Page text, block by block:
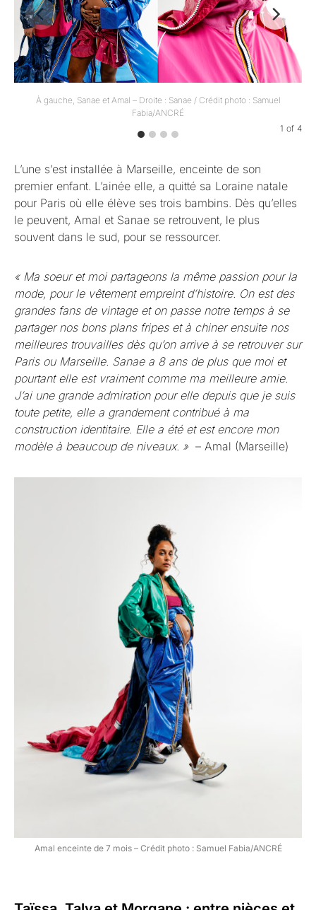
À gauche, Sanae et Amal – Droite : Sanae / Crédit photo : Samuel
Fabia/ANCRÉ
1 of 4
L’une s’est installée à Marseille, enceinte de son
premier enfant. L’ainée elle, a quitté sa Loraine natale
pour Paris où elle élève ses trois bambins. Dès qu’elles
le peuvent, Amal et Sanae se retrouvent, le plus
souvent dans le sud, pour se ressourcer.
« Ma soeur et moi partageons la même passion pour la
mode, pour le vêtement empreint d’histoire. On est des
grandes fans de vintage et on passe notre temps à se
partager nos bons plans fripes et à chiner ensuite nos
meilleures trouvailles dès qu’on arrive à se retrouver sur
Paris ou Marseille. Sanae a 8 ans de plus que moi et
pourtant elle est vraiment comme ma meilleure amie.
J’ai une grande admiration pour elle depuis que je suis
toute petite, elle a grandement contribué à ma
construction identitaire. Elle a été et est encore mon
modèle à beaucoup de niveaux. » – Amal (Marseille)
Amal enceinte de 7 mois – Crédit photo : Samuel Fabia/ANCRÉ